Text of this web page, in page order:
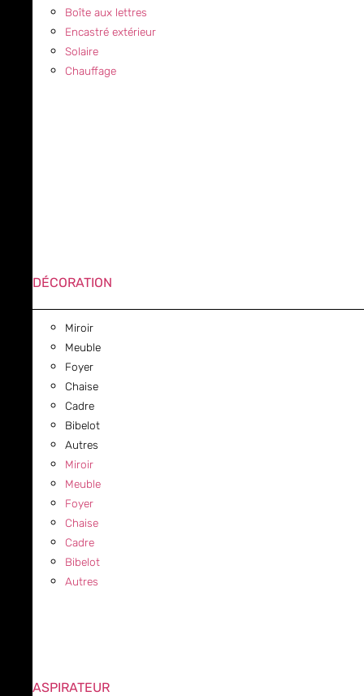
Boîte aux lettres
Encastré extérieur
Solaire
Chauffage
DÉCORATION
Miroir
Meuble
Foyer
Chaise
Cadre
Bibelot
Autres
Miroir
Meuble
Foyer
Chaise
Cadre
Bibelot
Autres
ASPIRATEUR